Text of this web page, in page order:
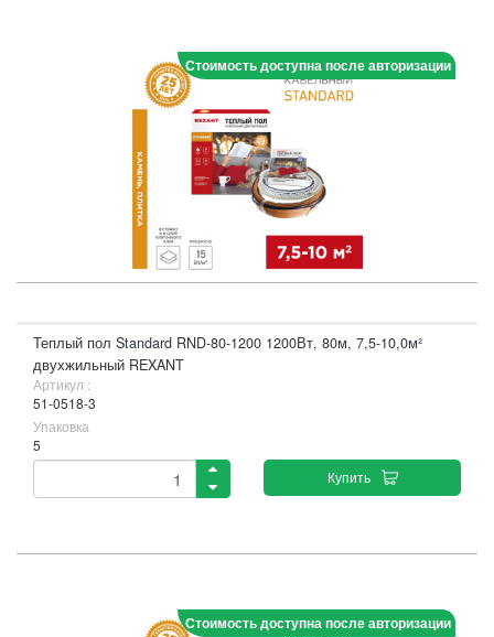
Стоимость доступна после авторизации
Теплый пол Standard RND-80-1200 1200Вт, 80м, 7,5-10,0м²
двухжильный REXANT
Артикул :
51-0518-3
Упаковка
5
Купить
Стоимость доступна после авторизации